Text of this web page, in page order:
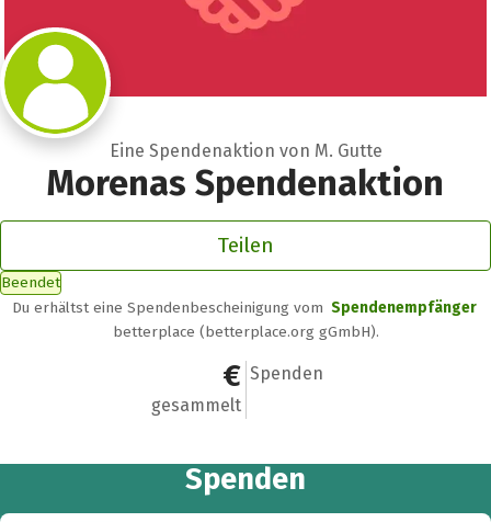
Eine Spendenaktion von M. Gutte
Morenas Spendenaktion
Teilen
Beendet
Du erhältst eine Spendenbescheinigung vom Spendenempfänger
betterplace (betterplace.org gGmbH).
0 €
gesammelt
0
Spenden
Spenden